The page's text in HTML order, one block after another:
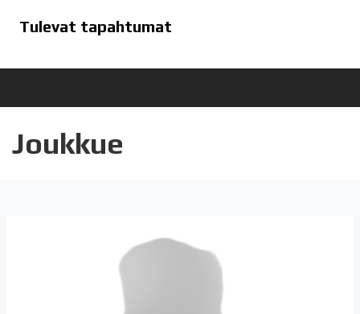
Tulevat tapahtumat
Joukkue